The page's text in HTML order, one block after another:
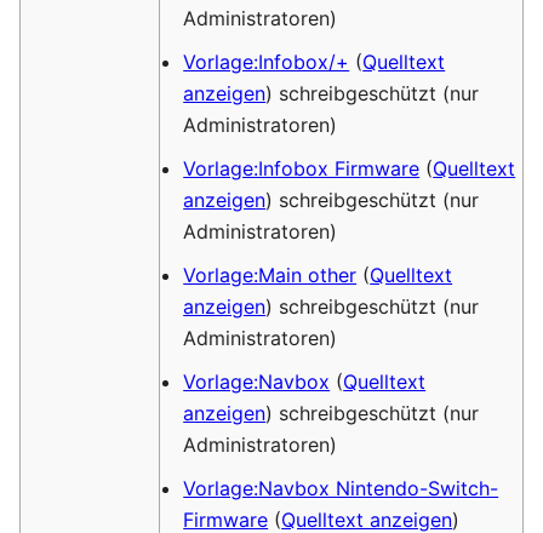
Administratoren)
Vorlage:Infobox/+ (Quelltext
anzeigen) schreibgeschützt (nur
Administratoren)
Vorlage:Infobox Firmware (Quelltext
anzeigen) schreibgeschützt (nur
Administratoren)
Vorlage:Main other (Quelltext
anzeigen) schreibgeschützt (nur
Administratoren)
Vorlage:Navbox (Quelltext
anzeigen) schreibgeschützt (nur
Administratoren)
Vorlage:Navbox Nintendo-Switch-
Firmware (Quelltext anzeigen)